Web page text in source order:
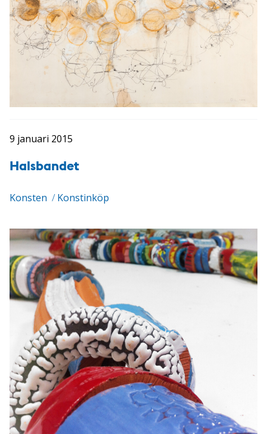
9 januari 2015
Halsbandet
Konsten / Konstinköp